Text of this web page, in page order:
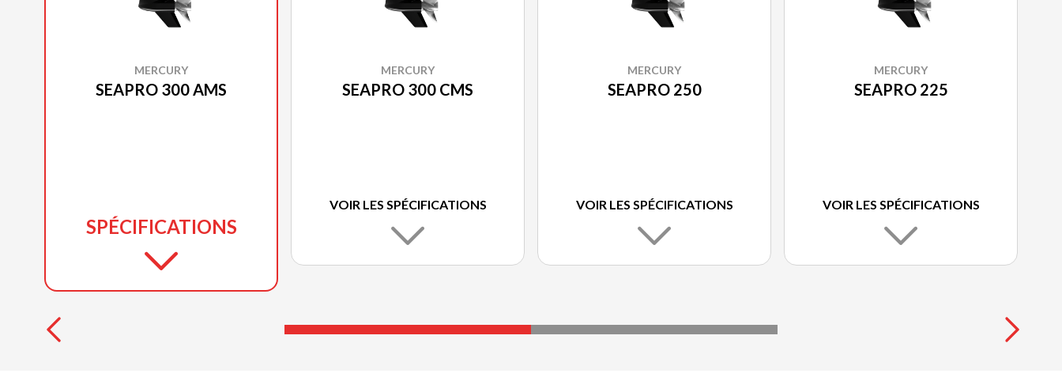
MERCURY
SEAPRO 300 AMS
SPÉCIFICATIONS
MERCURY
SEAPRO 300 CMS
VOIR LES SPÉCIFICATIONS
MERCURY
SEAPRO 250
VOIR LES SPÉCIFICATIONS
MERCURY
SEAPRO 225
VOIR LES SPÉCIFICATIONS